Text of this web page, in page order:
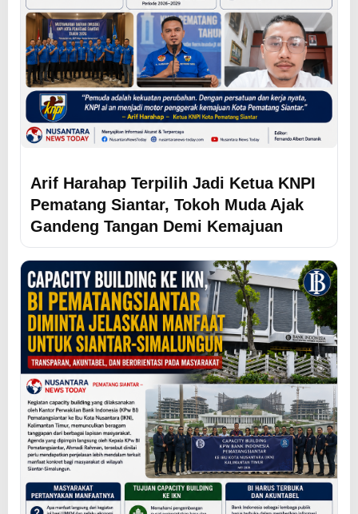
Arif Harahap Terpilih Jadi Ketua KNPI
Pematang Siantar, Tokoh Muda Ajak
Gandeng Tangan Demi Kemajuan